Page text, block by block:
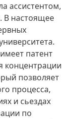
ассистентом,
В настоящее
патент
концентрации
позволяет
процесса,
и сьездах
по